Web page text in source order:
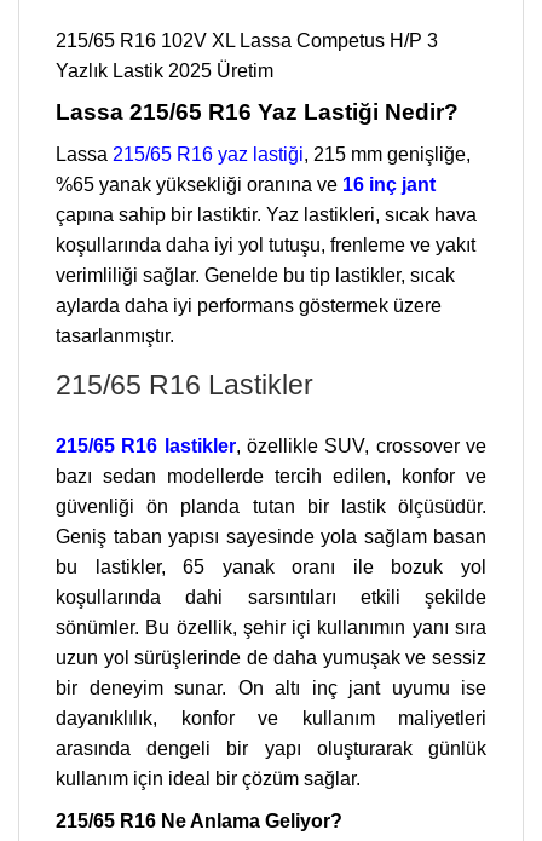
215/65 R16 102V XL Lassa Competus H/P 3
Yazlık Lastik 2025 Üretim
Lassa 215/65 R16 Yaz Lastiği Nedir?
Lassa 215/65 R16 yaz lastiği, 215 mm genişliğe,
%65 yanak yüksekliği oranına ve 16 inç jant
çapına sahip bir lastiktir. Yaz lastikleri, sıcak hava
koşullarında daha iyi yol tutuşu, frenleme ve yakıt
verimliliği sağlar. Genelde bu tip lastikler, sıcak
aylarda daha iyi performans göstermek üzere
tasarlanmıştır.
215/65 R16 Lastikler
215/65 R16 lastikler, özellikle SUV, crossover ve
bazı sedan modellerde tercih edilen, konfor ve
güvenliği ön planda tutan bir lastik ölçüsüdür.
Geniş taban yapısı sayesinde yola sağlam basan
bu lastikler, 65 yanak oranı ile bozuk yol
koşullarında dahi sarsıntıları etkili şekilde
sönümler. Bu özellik, şehir içi kullanımın yanı sıra
uzun yol sürüşlerinde de daha yumuşak ve sessiz
bir deneyim sunar. On altı inç jant uyumu ise
dayanıklılık, konfor ve kullanım maliyetleri
arasında dengeli bir yapı oluşturarak günlük
kullanım için ideal bir çözüm sağlar.
215/65 R16 Ne Anlama Geliyor?